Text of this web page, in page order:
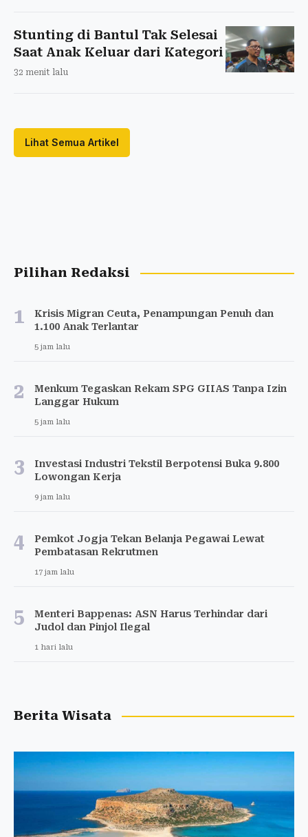
Stunting di Bantul Tak Selesai
Saat Anak Keluar dari Kategori
32 menit lalu
Lihat Semua Artikel
Pilihan Redaksi
1
Krisis Migran Ceuta, Penampungan Penuh dan
1.100 Anak Terlantar
5 jam lalu
2
Menkum Tegaskan Rekam SPG GIIAS Tanpa Izin
Langgar Hukum
5 jam lalu
3
Investasi Industri Tekstil Berpotensi Buka 9.800
Lowongan Kerja
9 jam lalu
4
Pemkot Jogja Tekan Belanja Pegawai Lewat
Pembatasan Rekrutmen
17 jam lalu
5
Menteri Bappenas: ASN Harus Terhindar dari
Judol dan Pinjol Ilegal
1 hari lalu
Berita Wisata